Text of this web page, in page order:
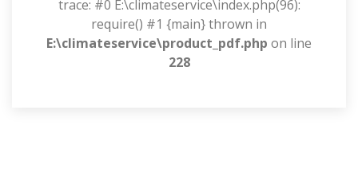
trace: #0 E:\climateservice\index.php(96):
require() #1 {main} thrown in
E:\climateservice\product_pdf.php on line
228